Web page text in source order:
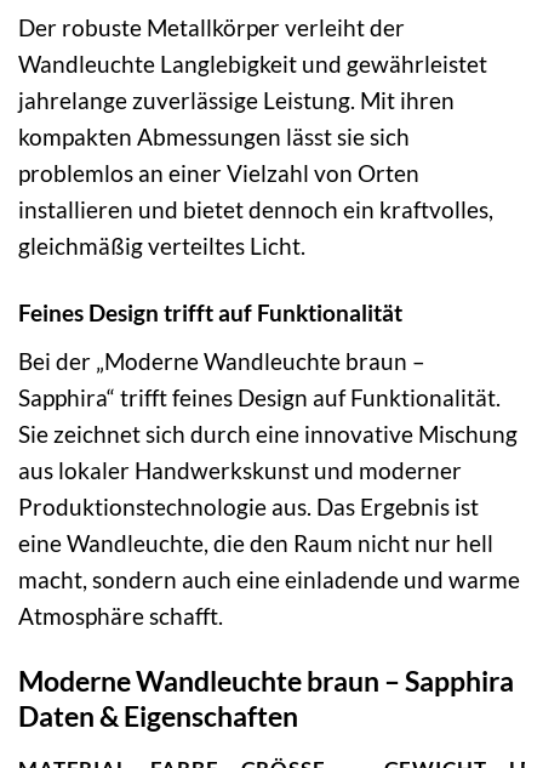
Der robuste Metallkörper verleiht der
Wandleuchte Langlebigkeit und gewährleistet
jahrelange zuverlässige Leistung. Mit ihren
kompakten Abmessungen lässt sie sich
problemlos an einer Vielzahl von Orten
installieren und bietet dennoch ein kraftvolles,
gleichmäßig verteiltes Licht.
Feines Design trifft auf Funktionalität
Bei der „Moderne Wandleuchte braun –
Sapphira“ trifft feines Design auf Funktionalität.
Sie zeichnet sich durch eine innovative Mischung
aus lokaler Handwerkskunst und moderner
Produktionstechnologie aus. Das Ergebnis ist
eine Wandleuchte, die den Raum nicht nur hell
macht, sondern auch eine einladende und warme
Atmosphäre schafft.
Moderne Wandleuchte braun – Sapphira
Daten & Eigenschaften